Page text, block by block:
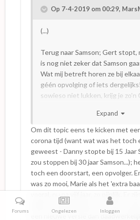
Op 7-4-2019 om 00:29,
(...)
Terug naar Samson; Gert stopt,
is nog niet zeker dat Samson
Wat mij betreft horen ze bij
géén opvolging of iets
sowieso niet lukken, krijg je zo’n
nooit tippen aan het origineel.
mooi geweest.
Expand
Om dit topic eens te kicken met
corona tijd (want wat was het toch
geweest - Danny stopte bij 15 Jaar
zou stoppen bij 30 jaar Samson...);
toch een doorstart, een opvolger.
was zo mooi, Marie als het 'extra
albums volgezongen met meer oude
een nieuwe versie dan
Forums Ongelezen Inloggen